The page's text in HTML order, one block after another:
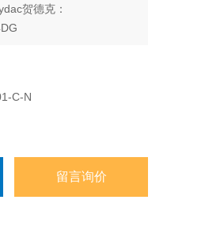
贺德克：
C-N
留言询价